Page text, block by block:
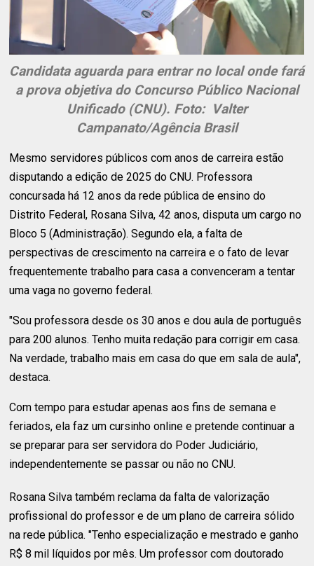
Candidata aguarda para entrar no local onde fará
a prova objetiva do Concurso Público Nacional
Unificado (CNU). Foto: Valter
Campanato/Agência Brasil
Mesmo servidores públicos com anos de carreira estão
disputando a edição de 2025 do CNU. Professora
concursada há 12 anos da rede pública de ensino do
Distrito Federal, Rosana Silva, 42 anos, disputa um cargo no
Bloco 5 (Administração). Segundo ela, a falta de
perspectivas de crescimento na carreira e o fato de levar
frequentemente trabalho para casa a convenceram a tentar
uma vaga no governo federal.
"Sou professora desde os 30 anos e dou aula de português
para 200 alunos. Tenho muita redação para corrigir em casa.
Na verdade, trabalho mais em casa do que em sala de aula",
destaca.
Com tempo para estudar apenas aos fins de semana e
feriados, ela faz um cursinho online e pretende continuar a
se preparar para ser servidora do Poder Judiciário,
independentemente se passar ou não no CNU.
Rosana Silva também reclama da falta de valorização
profissional do professor e de um plano de carreira sólido
na rede pública. "Tenho especialização e mestrado e ganho
R$ 8 mil líquidos por mês. Um professor com doutorado